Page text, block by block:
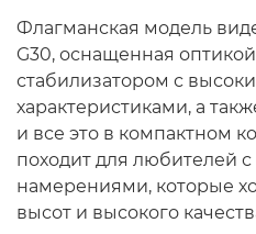
Флагманская модель
G30, оснащенная
стабилизатором с
характеристиками, а
и все это в компактном
походит для любителей
намерениями, которые
высот и высокого